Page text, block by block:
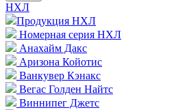
НХЛ
Продукция НХЛ
Номерная серия НХЛ
Анахайм Дакс
Аризона Койотис
Ванкувер Кэнакс
Вегас Голден Найтс
Виннипег Джетс